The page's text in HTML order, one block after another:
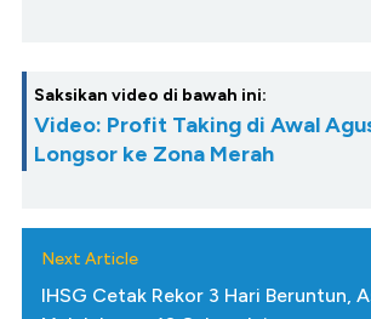
Saksikan video di bawah ini:
Video: Profit Taking di Awal
Longsor ke Zona Merah
Next Article
IHSG Cetak Rekor 3 Hari Beruntun,